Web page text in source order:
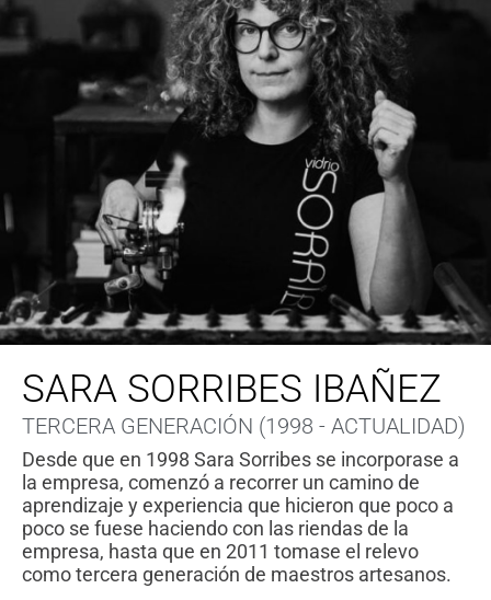
SARA SORRIBES IBAÑEZ
TERCERA GENERACIÓN (1998 - ACTUALIDAD)
Desde que en 1998 Sara Sorribes se incorporase a
la empresa, comenzó a recorrer un camino de
aprendizaje y experiencia que hicieron que poco a
poco se fuese haciendo con las riendas de la
empresa, hasta que en 2011 tomase el relevo
como tercera generación de maestros artesanos.